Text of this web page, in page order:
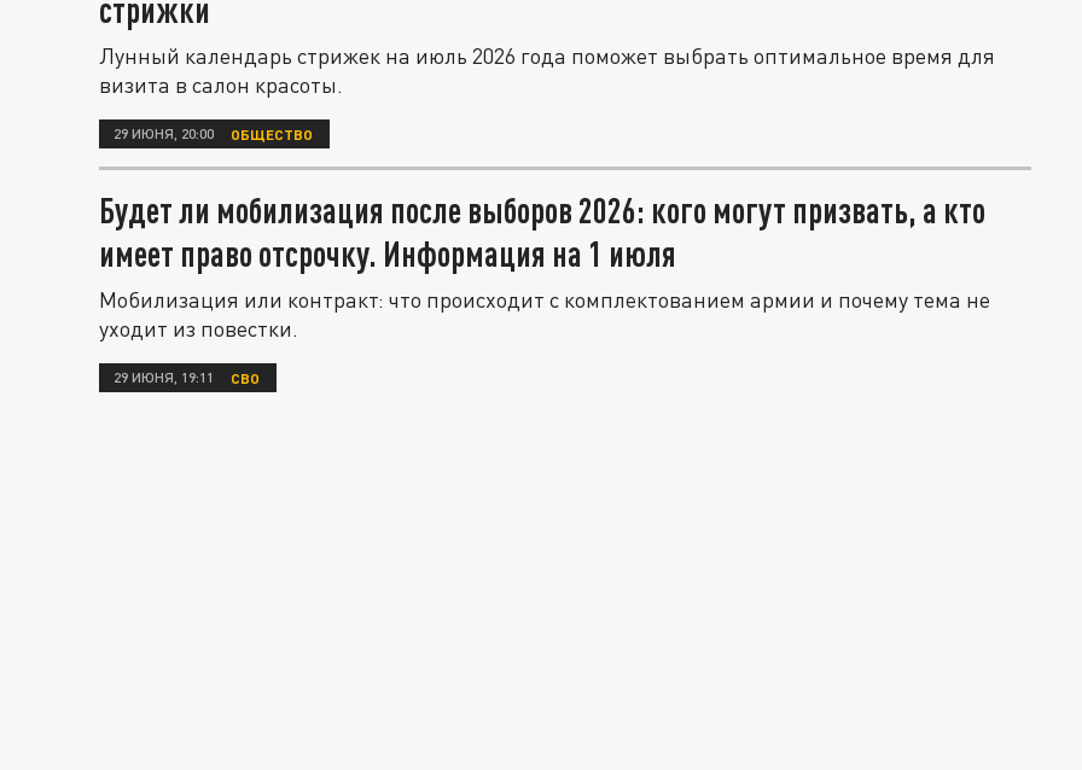
стрижки
Лунный календарь стрижек на июль 2026 года поможет выбрать оптимальное время для
визита в салон красоты.
29 ИЮНЯ, 20:00 ОБЩЕСТВО
Будет ли мобилизация после выборов 2026: кого могут призвать, а кто
имеет право отсрочку. Информация на 1 июля
Мобилизация или контракт: что происходит с комплектованием армии и почему тема не
уходит из повестки.
29 ИЮНЯ, 19:11 СВО